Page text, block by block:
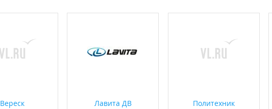
Вереск Лавита ДВ Политехник